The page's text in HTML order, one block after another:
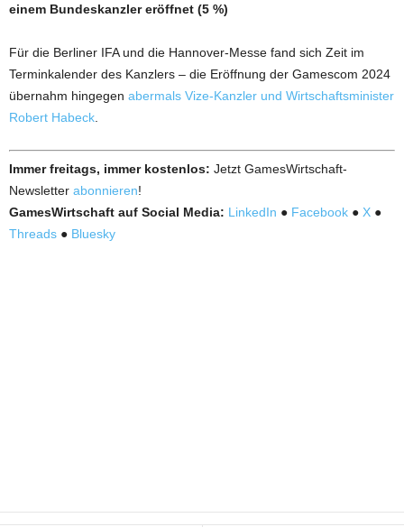
einem Bundeskanzler eröffnet (5 %)
Für die Berliner IFA und die Hannover-Messe fand sich Zeit im
Terminkalender des Kanzlers – die Eröffnung der Gamescom 2024
übernahm hingegen abermals Vize-Kanzler und Wirtschaftsminister
Robert Habeck
Immer freitags, immer kostenlos: Jetzt GamesWirtschaft-
Newsletter abonnieren!
GamesWirtschaft auf Social Media: LinkedIn ● Facebook ● X ●
Threads ● Bluesky